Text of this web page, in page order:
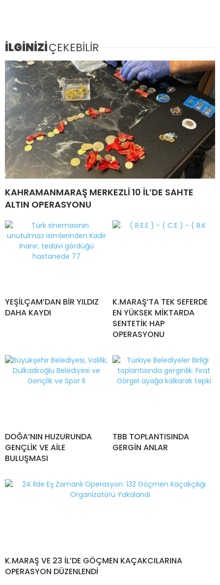
İLGİNİZİÇEKEBİLİR
KAHRAMANMARAŞ MERKEZLİ 10 İL’DE SAHTE
ALTIN OPERASYONU
YEŞİLÇAM’DAN BİR YILDIZ
DAHA KAYDI
K.MARAŞ’TA TEK SEFERDE
EN YÜKSEK MİKTARDA
SENTETİK HAP
OPERASYONU
DOĞA’NIN HUZURUNDA
GENÇLİK VE AİLE
BULUŞMASI
TBB TOPLANTISINDA
GERGİN ANLAR
K.MARAŞ VE 23 İL’DE GÖÇMEN KAÇAKCILARINA
OPERASYON DÜZENLENDİ